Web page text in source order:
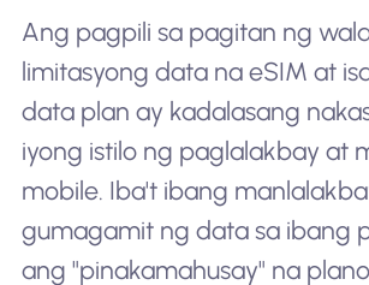
Ang pagpili sa pagitan ng
limitasyong data na eSIM at
data plan ay kadalasang
iyong istilo ng paglalakbay at
mobile. Iba't ibang
gumagamit ng data sa ibang
ang "pinakamahusay" na